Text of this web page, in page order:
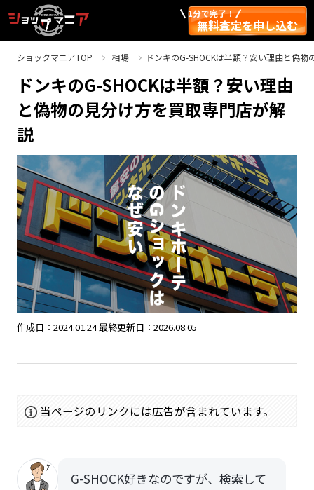
1分で完了！
無料査定を申し込む
ショックマニアTOP 相場 ドンキのG-SHOCKは半額？安い理由と偽
ドンキのG-SHOCKは半額？安い理由
と偽物の見分け方を買取専門店が解
説
作成日：2024.01.24最終更新日：2026.08.05
当ページのリンクには広告が含まれています。
G-SHOCK好きなのですが、検索して